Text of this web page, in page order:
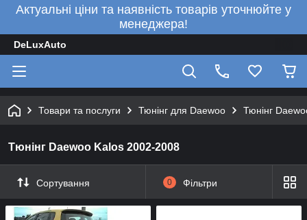
Актуальні ціни та наявність товарів уточнюйте у
менеджера!
DeLuxAuto
Товари та послуги Тюнінг для Daewoo Тюнінг
Тюнінг Daewoo Kalos 2002-2008
Сортування 0 Фільтри